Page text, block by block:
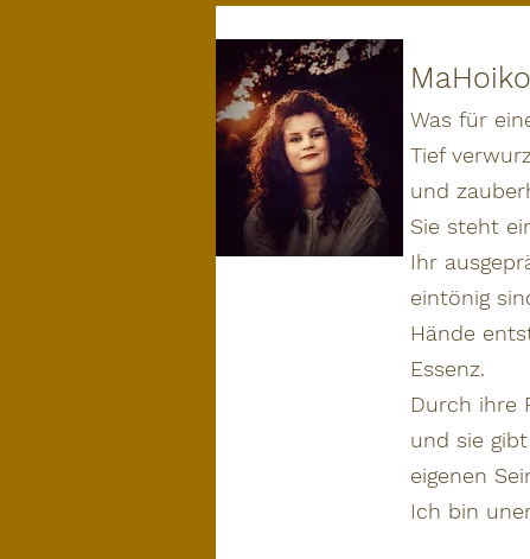
MaHoiko
Was für
Tief
und
Sie steht
Ihr
eintönig
Hände
Essenz.
Durch ihre
und sie
eigenen
Ich bin